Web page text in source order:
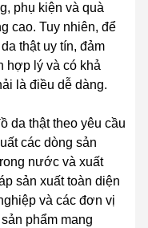
phụ kiện và quà
cao. Tuy nhiên, để
thật uy tín, đảm
hợp lý và có khả
là điều dễ dàng.
da thật theo yêu cầu
các dòng sản
nước và xuất
sản xuất toàn diện
và các đơn vị
phẩm mang